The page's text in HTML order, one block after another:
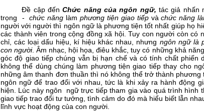
Đề cập đến Chức năng của ngôn ngữ, tác giả nhấn
trọng -chức năng làmphương tiện giao tiếpvàchức năng
người với người thì ngôn ngữ là phương tiện tốt nhất giúp họ
các thành viên trong cộng đồng xã hội. Tuy con người còn có
chỉ, các loại dấu hiệu, kí hiệu khác nhau, nhưng ngôn ngữ là
con người. Âm nhạc, hội họa, điêu khắc, tuy có những khả
góc độ giao tiếp chúng vẫn bị hạn chế và có tính chất phiến
không thể dùng chúng làm phương tiện giao tiếp thay cho
những âm thanh đơn thuần thì nó không thể trở thành
ngôn ngữ để trao đổi với nhau, tức là khi xảy ra hành động
hiện. Lúc này ngôn ngữ trực tiếp tham gia vào quá trình hình
giao tiếp trao đổi tư tưởng, tình cảm do đó mà hiểu biết lẫn
lĩnh vực hoạt động của con người.